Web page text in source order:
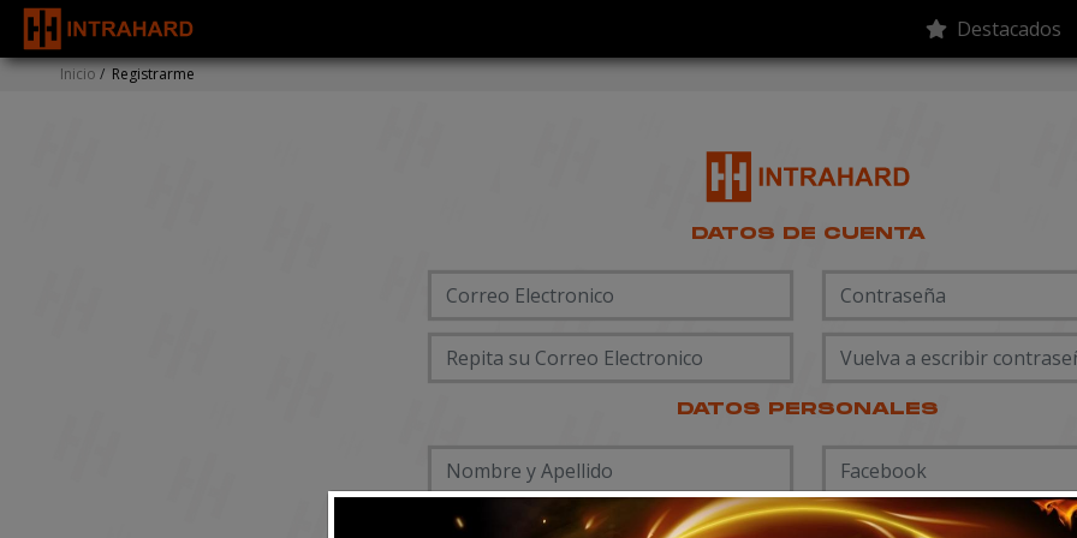
Destacados
Inicio / Registrarme
DATOS DE CUENTA
DATOS PERSONALES